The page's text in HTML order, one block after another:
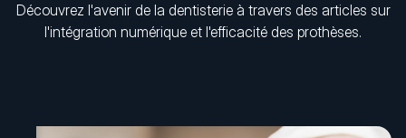
Découvrez l'avenir de la dentisterie à travers des articles sur
l'intégration numérique et l'efficacité des prothèses.